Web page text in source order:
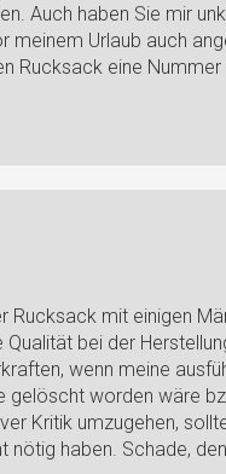
Auch haben Sie mir
meinem Urlaub auch
Rucksack eine
Rucksack mit einigen
Qualität bei der
wenn meine
gelöscht worden wäre
Kritik umzugehen,
nötig haben. Schade,